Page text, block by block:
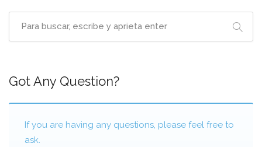
Got Any Question?
If you are having any questions, please feel free to
ask.